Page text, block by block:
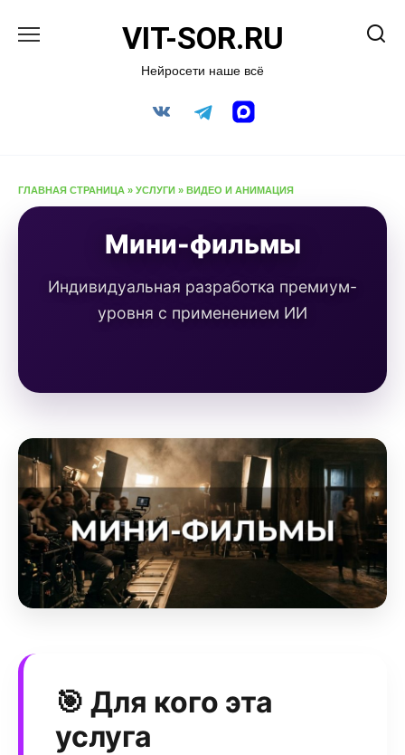
VIT-SOR.RU
Нейросети наше всё
ГЛАВНАЯ СТРАНИЦА » УСЛУГИ » ВИДЕО И АНИМАЦИЯ
Мини-фильмы
Индивидуальная разработка премиум-
уровня с применением ИИ
🎯 Для кого эта
услуга